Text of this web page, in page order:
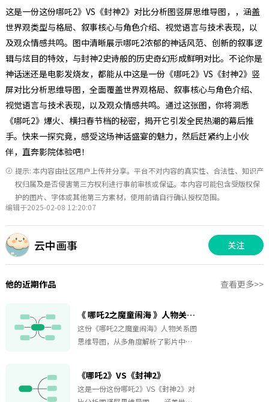
这是一份这份哪吒2》VS《封神2》对比分析图竖屏思维导图，，涵盖
世界观类型与格局、叙事核心与角色介绍、视觉语言与技术表现，以
及观众情感共鸣。图中清晰展示哪吒2浓郁的神话风范、创新的叙事逻
辑与炫目的特效，与封神2史诗般的历史奇幻形成鲜明对比。不论你是
神话迷还是电影发烧友，都能从中这是一份《哪吒2》VS《封神2》竖
屏对比分析思维导图，全面覆盖世界观格局、叙事核心与角色介绍、
视觉语言与技术表现，以及观众情感共鸣。通过这张图，你将洞悉
《哪吒2》爆火、横扫春节档的秘密，揭开它引发全民热潮的幕后推
手。快来一探究竟，感受这场神话盛宴的魅力，然后赶紧约上小伙
伴，直奔影院体验吧！
提示: 本内容由社区用户上传并分享。平台不对内容的真实性、合法性、知识产
权归属及是否侵害第三方权利进行事前审核或保证。本内容可能包含受版权保
护的图片、字体或其他第三方素材，使用前请自行确认授权范围。
编辑于2025-02-08 12:20:07
云中画事 关注
他的近期作品 查看更多>>
《 哪吒2之魔童闹海 》人物关系图
这份《哪吒2之魔童闹海》人物关系图
思维导图，从多角度解析了影片中四
布局与相互牵制。哪吒作为核心人
物，其热血抗争的精神在整张图中熠
《哪吒2》VS《封神2》
这是一份这份哪吒2》VS《封神2》对